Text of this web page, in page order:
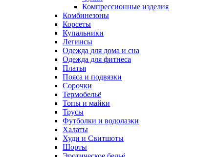
Компрессионные изделия
Комбинезоны
Корсеты
Купальники
Легинсы
Одежда для дома и сна
Одежда для фитнеса
Платья
Пояса и подвязки
Сорочки
Термобельё
Топы и майки
Трусы
Футболки и водолазки
Халаты
Худи и Свитшоты
Шорты